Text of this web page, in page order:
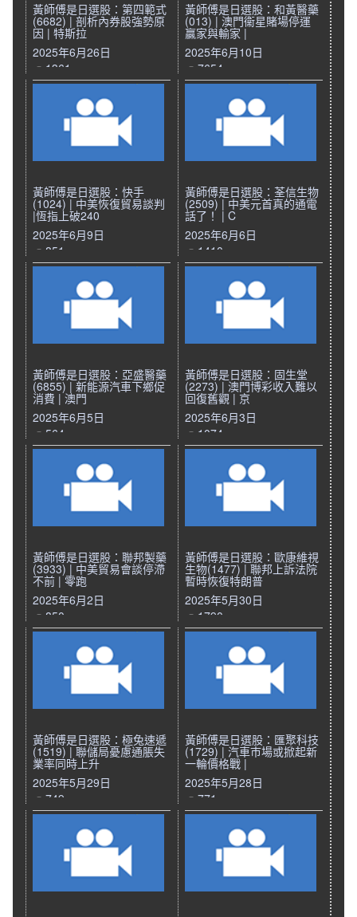
黃師傅是日選股：第四範式
(6682) | 剖析內券股強勢原
因 | 特斯拉
2025年6月26日
1361
黃師傅是日選股：和黃醫藥
(013) | 澳門衞星賭場停運
贏家與輸家 |
2025年6月10日
7654
黃師傅是日選股：快手
(1024) | 中美恢復貿易談判
|恆指上破240
2025年6月9日
851
黃師傅是日選股：荃信生物
(2509) | 中美元首真的通電
話了！ | C
2025年6月6日
1410
黃師傅是日選股：亞盛醫藥
(6855) | 新能源汽車下鄉促
消費 | 澳門
2025年6月5日
564
黃師傅是日選股：固生堂
(2273) | 澳門博彩收入難以
回復舊觀 | 京
2025年6月3日
1074
黃師傅是日選股：聯邦製藥
(3933) | 中美貿易會談停滯
不前 | 零跑
2025年6月2日
850
黃師傅是日選股：歐康維視
生物(1477) | 聯邦上訴法院
暫時恢復特朗普
2025年5月30日
1790
黃師傅是日選股：極兔速遞
(1519) | 聯儲局憂慮通脹失
業率同時上升
2025年5月29日
749
黃師傅是日選股：匯聚科技
(1729) | 汽車巿場或掀起新
一輪價格戰 |
2025年5月28日
771